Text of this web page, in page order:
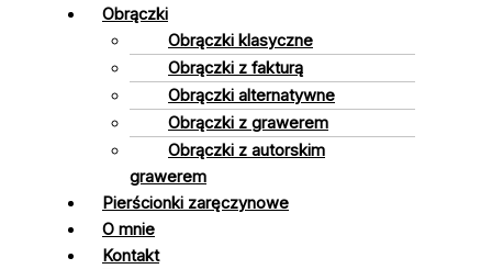
Obrączki
Obrączki klasyczne
Obrączki z fakturą
Obrączki alternatywne
Obrączki z grawerem
Obrączki z autorskim
grawerem
Pierścionki zaręczynowe
O mnie
Kontakt